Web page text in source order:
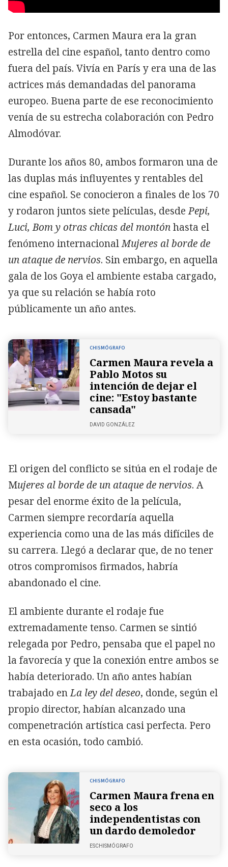
Por entonces, Carmen Maura era la gran
estrella del cine español, tanto dentro como
fuera del país. Vivía en París y era una de las
actrices más demandadas del panorama
europeo. Buena parte de ese reconocimiento
venía de su estrecha colaboración con Pedro
Almodóvar.
Durante los años 80, ambos formaron una de
las duplas más influyentes y rentables del
cine español. Se conocieron a finales de los 70
y rodaron juntos siete películas, desdePepi,
Luci, Bom y otras chicas del montónhasta el
fenómeno internacionalMujeres al borde de
un ataque de nervios. Sin embargo, en aquella
gala de los Goya el ambiente estaba cargado,
ya que su relación se había roto
públicamente un año antes.
CHISMÓGRAFO
Carmen Maura revela a
Pablo Motos su
intención de dejar el
cine: "Estoy bastante
cansada"
DAVID GONZÁLEZ
El origen del conflicto se sitúa en el rodaje de
Mujeres al borde de un ataque de nervios. A
pesar del enorme éxito de la película,
Carmen siempre recordaría aquella
experiencia como una de las más difíciles de
su carrera. Llegó a declarar que, de no tener
otros compromisos firmados, habría
abandonado el cine.
El ambiente durante el rodaje fue
extremadamente tenso. Carmen se sintió
relegada por Pedro, pensaba que el papel no
la favorecía y que la conexión entre ambos se
había deteriorado. Un año antes habían
trabajado enLa ley del deseo, donde, según el
propio director, habían alcanzado una
compenetración artística casi perfecta. Pero
en esta ocasión, todo cambió.
CHISMÓGRAFO
Carmen Maura frena en
seco a los
independentistas con
un dardo demoledor
ESCHISMÓGRAFO